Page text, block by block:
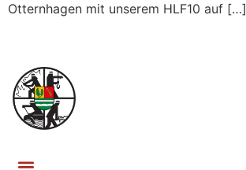
Otternhagen mit unserem HLF10 auf […]